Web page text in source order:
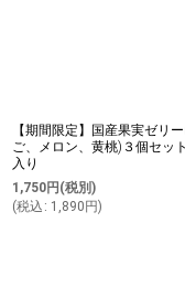
【期間限定】国産果実ゼリ
ご、メロン、黄桃)３個セッ
入り
1,750円 (税別)
(税込 : 1,890 円)